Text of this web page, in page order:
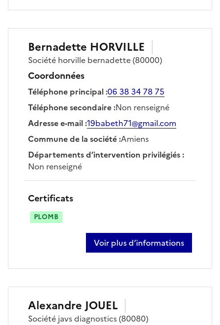
Bernadette HORVILLE
Société horville bernadette(80000)
Coordonnées
Téléphone principal:06 38 34 78 75
Téléphone secondaire:Non renseigné
Adresse e-mail:19babeth71@gmail.com
Commune de la société:Amiens
Départements d’intervention privilégiés:
Non renseigné
Certificats
PLOMB
Voir plus d’informations
sur bernadette horville
Alexandre JOUEL
Société javs diagnostics(80080)